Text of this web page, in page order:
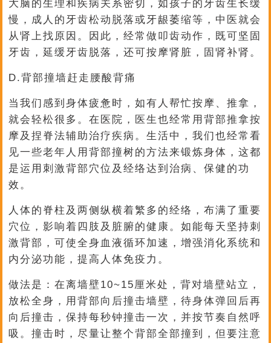
大脑的生理和疾病关系密切，如孩子的牙齿生长缓
慢，成人的牙齿松动脱落或牙龈萎缩等，中医就会
从肾上找原因。因此，经常做叩齿动作，既可坚固
牙齿，延缓牙齿脱落，还可按摩肾脏，固肾补肾。
D.背部撞墙赶走腰酸背痛
当我们感到身体疲惫时，如有人帮忙按摩、推拿，
就会轻松很多。在医院，医生也经常用背部推拿按
摩及捏脊法辅助治疗疾病。生活中，我们也经常看
见一些老年人用背部撞树的方法来锻炼身体，这都
是运用刺激背部穴位及经络达到治病、保健的功
效。
人体的脊柱及两侧纵横着繁多的经络，布满了重要
穴位，影响着四肢及脏腑的健康。如能每天坚持刺
激背部，可使全身血液循环加速，增强消化系统和
内分泌功能，提高人体免疫力。
做法是：在离墙壁10~15厘米处，背对墙壁站立，
放松全身，用背部向后撞击墙壁，待身体弹回后再
向后撞击，保持每秒钟撞击一次，并按节奏自然呼
吸。撞击时，尽量让整个背部全部撞到，但要注意